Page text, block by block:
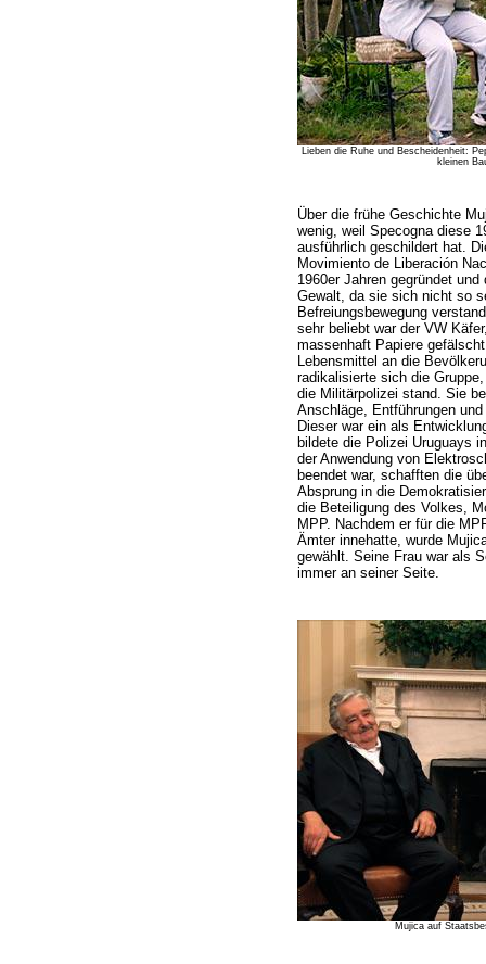
Lieben die Ruhe und Bescheidenheit:
kleinen
Über die frühe Geschichte
wenig, weil Specogna diese
ausführlich geschildert hat.
Movimiento de Liberación
1960er Jahren gegründet
Gewalt, da sie sich nicht so
Befreiungsbewegung
sehr beliebt war der VW
massenhaft Papiere
Lebensmittel an die
radikalisierte sich die
die Militärpolizei stand. Sie
Anschläge, Entführungen
Dieser war ein als
bildete die Polizei Uruguays
der Anwendung von
beendet war, schafften die
Absprung in die
die Beteiligung des Volkes,
MPP. Nachdem er für die
Ämter innehatte, wurde
gewählt. Seine Frau war als
immer an seiner Seite.
Mujica auf